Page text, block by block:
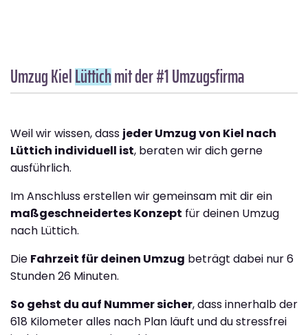
Umzug KielLüttichmit der #1 Umzugsfirma
Weil wir wissen, dass jeder Umzug von Kiel nach
Lüttich individuell ist, beraten wir dich gerne
ausführlich.
Im Anschluss erstellen wir gemeinsam mit dir ein
maßgeschneidertes Konzept für deinen Umzug
nach Lüttich.
Die Fahrzeit für deinen Umzug beträgt dabei nur 6
Stunden 26 Minuten.
So gehst du auf Nummer sicher, dass innerhalb der
618 Kilometer alles nach Plan läuft und du stressfrei